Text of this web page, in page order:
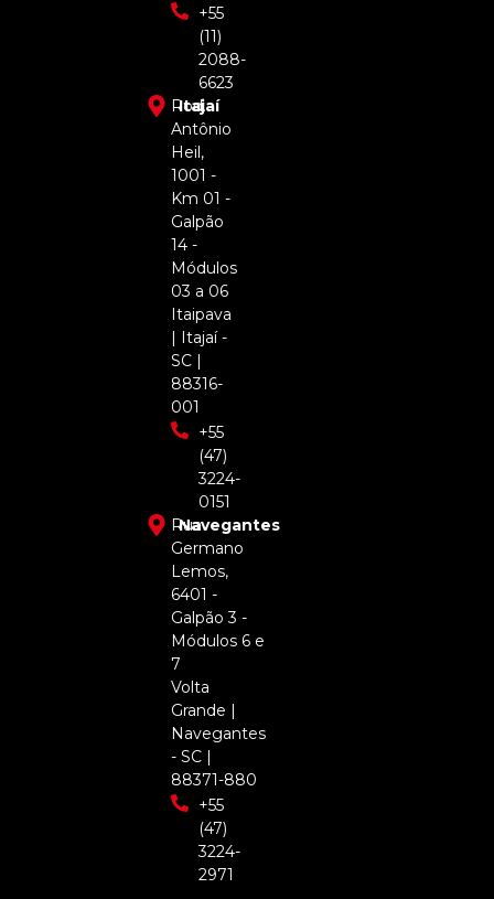
+55
(11)
2088-
6623
Itajaí
Rod.
Antônio
Heil,
1001 -
Km 01 -
Galpão
14 -
Módulos
03 a 06
Itaipava
| Itajaí -
SC |
88316-
001
+55
(47)
3224-
0151
Navegantes
Rua
Germano
Lemos,
6401 -
Galpão 3 -
Módulos 6 e
7
Volta
Grande |
Navegantes
- SC |
88371-880
+55
(47)
3224-
2971